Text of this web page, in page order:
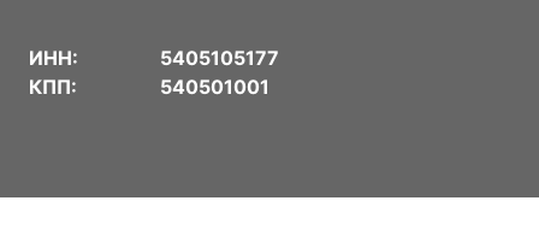
ИНН:
5405105177
КПП:
540501001